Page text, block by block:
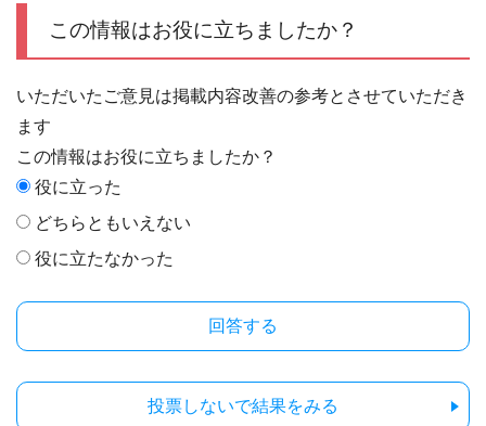
この情報はお役に立ちましたか？
いただいたご意見は掲載内容改善の参考とさせていただき
ます
この情報はお役に立ちましたか？
役に立った
どちらともいえない
役に立たなかった
投票しないで結果をみる